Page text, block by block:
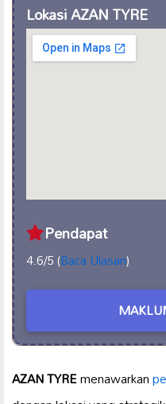
Lokasi AZAN TYRE
Pendapat
4.6/5 (Baca Ulasan)
AZAN TYREmenawarkan